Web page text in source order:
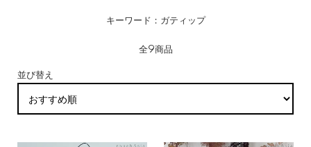
キーワード：ガティップ
全9商品
並び替え